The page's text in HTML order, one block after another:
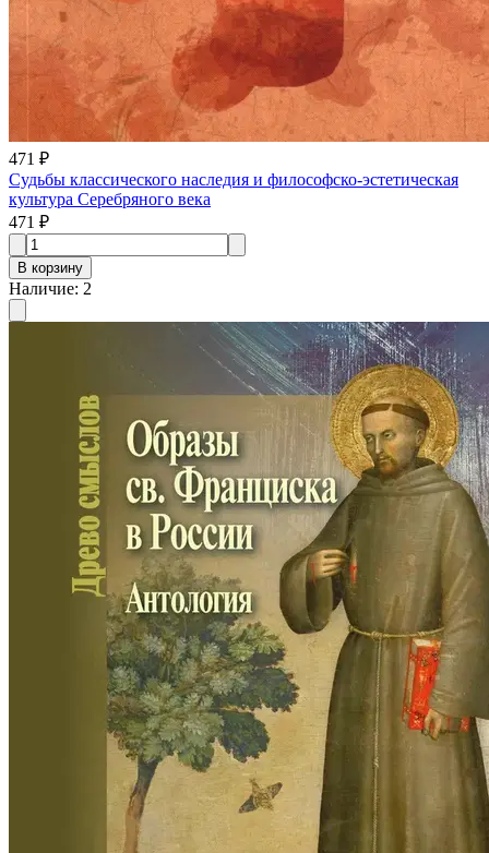
471 ₽
Судьбы классического наследия и философско-эстетическая
культура Серебряного века
471 ₽
В корзину
Наличие: 2